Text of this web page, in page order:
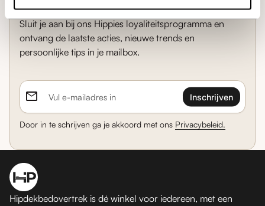
Sluit je aan bij ons Hippies loyaliteitsprogramma en
ontvang de laatste acties, nieuwe trends en
persoonlijke tips in je mailbox.
Vul e-mailadres in
email
Door in te schrijven ga je akkoord met ons Privacybeleid.
Home
Hipdekbedovertrek is dé winkel voor iedereen, met een